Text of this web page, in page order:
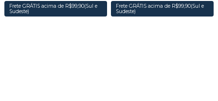
Frete GRÁTIS acima de R$99,90(Sul e
Sudeste)
Frete GRÁTIS acima de R$99,90(Sul e
Sudeste)